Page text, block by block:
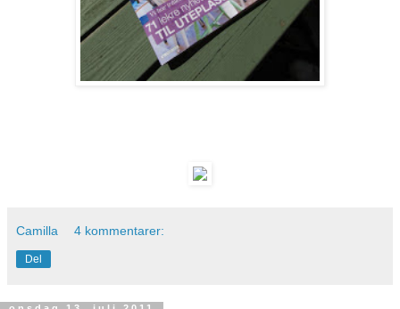
Camilla 4 kommentarer:
Del